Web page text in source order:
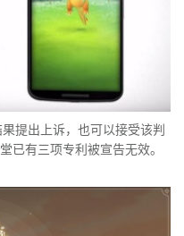
提出上诉，也可以接受该判
已有三项专利被宣告无效。